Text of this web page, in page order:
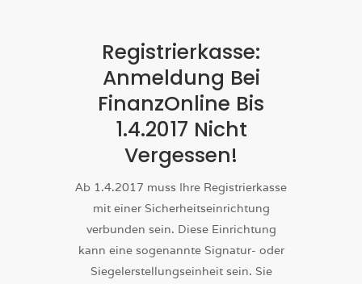
Registrierkasse:
Anmeldung Bei
FinanzOnline Bis
1.4.2017 Nicht
Vergessen!
Ab 1.4.2017 muss Ihre Registrierkasse
mit einer Sicherheitseinrichtung
verbunden sein. Diese Einrichtung
kann eine sogenannte Signatur- oder
Siegelerstellungseinheit sein. Sie